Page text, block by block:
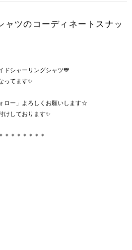
ャツのコーディネートスナッ
ドシャーリングシャツ💙
ってます✨
ロー」よろしくお願いします☆
けしております✨
＊＊＊＊＊＊＊